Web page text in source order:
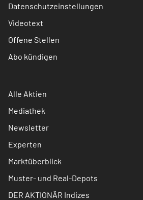
Datenschutzeinstellungen
Videotext
Offene Stellen
Abo kündigen
Alle Aktien
Mediathek
Newsletter
Experten
Marktüberblick
Muster- und Real-Depots
DER AKTIONÄR Indizes